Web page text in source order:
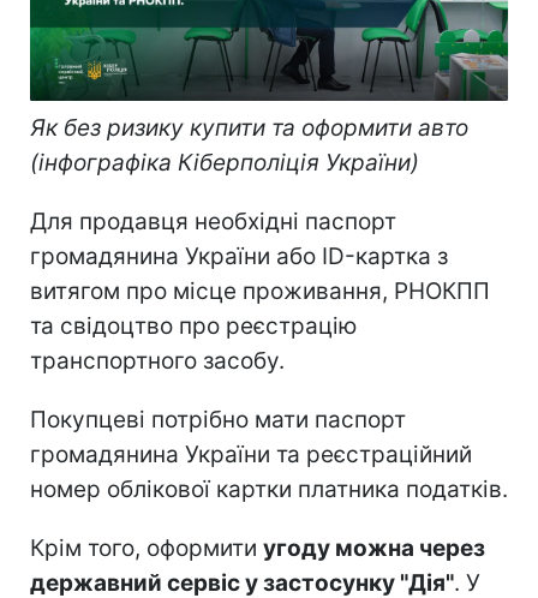
Як без ризику купити та оформити авто
(інфографіка Кіберполіція України)
Для продавця необхідні паспорт
громадянина України або ID-картка з
витягом про місце проживання, РНОКПП
та свідоцтво про реєстрацію
транспортного засобу.
Покупцеві потрібно мати паспорт
громадянина України та реєстраційний
номер облікової картки платника податків.
Крім того, оформити угоду можна через
державний сервіс у застосунку "Дія". У